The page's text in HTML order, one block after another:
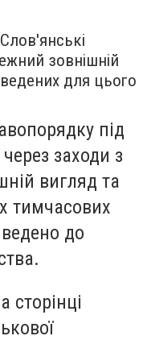
Слов'янські
зовнішній
для цього
під
заходи з
вигляд та
тимчасових
до
сторінці